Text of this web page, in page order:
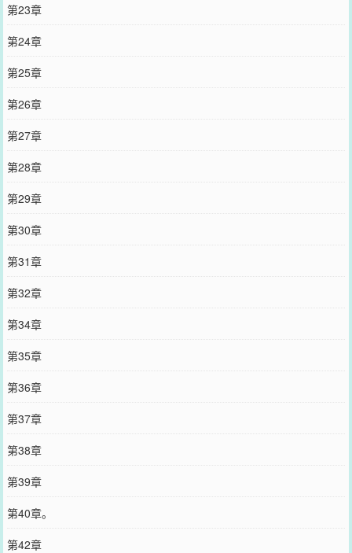
第23章
第24章
第25章
第26章
第27章
第28章
第29章
第30章
第31章
第32章
第34章
第35章
第36章
第37章
第38章
第39章
第40章。
第42章